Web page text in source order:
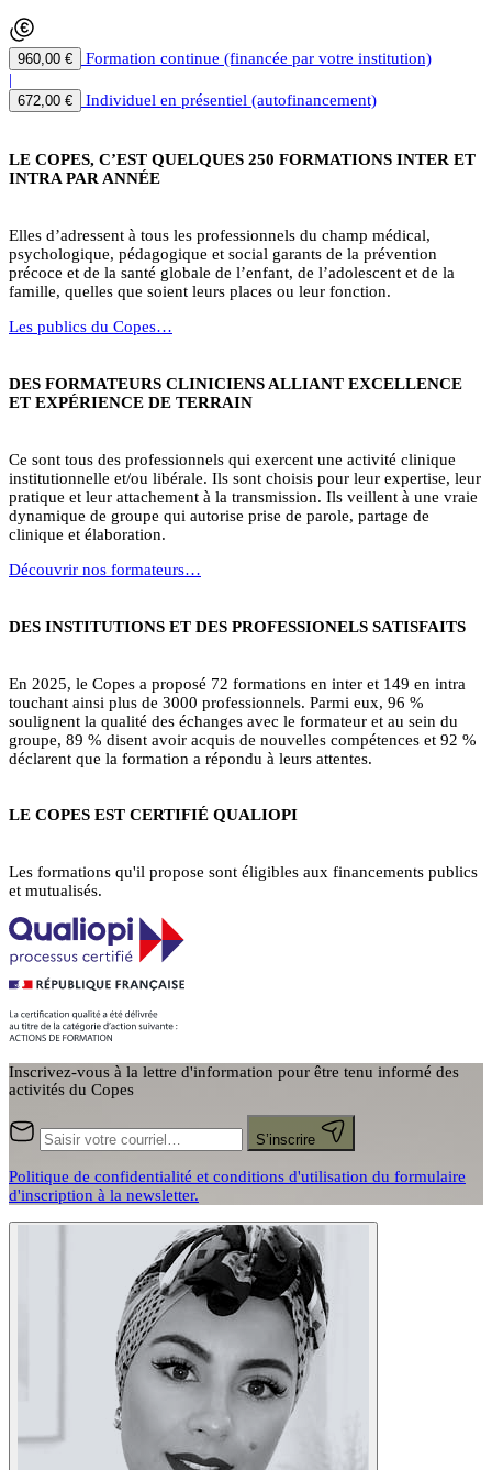
960,00 €
Formation continue (financée par votre institution)
|
672,00 € Individuel en présentiel (autofinancement)
LE COPES, C’EST QUELQUES 250 FORMATIONS INTER ET
INTRA PAR ANNÉE
Elles d’adressent à tous les professionnels du champ médical,
psychologique, pédagogique et social garants de la prévention
précoce et de la santé globale de l’enfant, de l’adolescent et de la
famille, quelles que soient leurs places ou leur fonction.
Les publics du Copes…
DES FORMATEURS CLINICIENS ALLIANT EXCELLENCE
ET EXPÉRIENCE DE TERRAIN
Ce sont tous des professionnels qui exercent une activité clinique
institutionnelle et/ou libérale. Ils sont choisis pour leur expertise, leur
pratique et leur attachement à la transmission. Ils veillent à une vraie
dynamique de groupe qui autorise prise de parole, partage de
clinique et élaboration.
Découvrir nos formateurs…
DES INSTITUTIONS ET DES PROFESSIONELS SATISFAITS
En 2025, le Copes a proposé 72 formations en inter et 149 en intra
touchant ainsi plus de 3000 professionnels. Parmi eux, 96 %
soulignent la qualité des échanges avec le formateur et au sein du
groupe, 89 % disent avoir acquis de nouvelles compétences et 92 %
déclarent que la formation a répondu à leurs attentes.
LE COPES EST CERTIFIÉ QUALIOPI
Les formations qu'il propose sont éligibles aux financements publics
et mutualisés.
Inscrivez-vous à la lettre d'information pour être tenu informé des
activités du Copes
S’inscrire
Politique de confidentialité et conditions d'utilisation du formulaire
d'inscription à la newsletter.